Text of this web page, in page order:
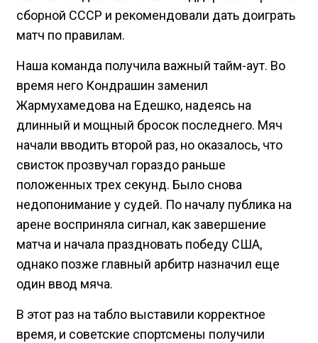
сборной СССР и рекомендовали дать доиграть
матч по правилам.
Наша команда получила важный тайм-аут. Во
время него Кондрашин заменил
Жармухамедова на Едешко, надеясь на
длинный и мощный бросок последнего. Мяч
начали вводить второй раз, но оказалось, что
свисток прозвучал гораздо раньше
положенных трех секунд. Было снова
недопонимание у судей. По началу публика на
арене восприняла сигнал, как завершение
матча и начала праздновать победу США,
однако позже главный арбитр назначил еще
один ввод мяча.
В этот раз на табло выставили корректное
время, и советские спортсмены получили